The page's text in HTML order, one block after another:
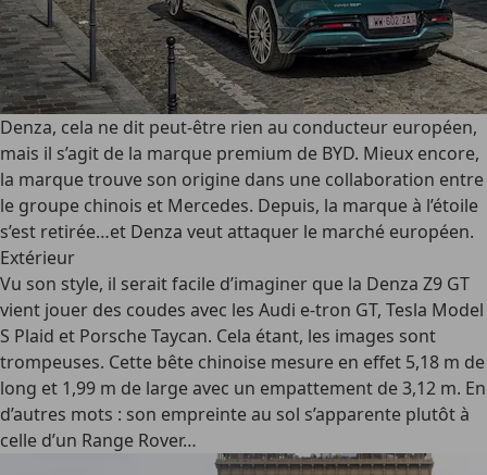
Denza, cela ne dit peut-être rien au conducteur européen,
mais il s’agit de la marque premium de BYD. Mieux encore,
la marque trouve son origine dans une collaboration entre
le groupe chinois et Mercedes. Depuis, la marque à l’étoile
s’est retirée…et Denza veut attaquer le marché européen.
Extérieur
Vu son style, il serait facile d’imaginer que la Denza Z9 GT
vient jouer des coudes avec les Audi e-tron GT, Tesla Model
S Plaid et Porsche Taycan. Cela étant, les images sont
trompeuses. Cette bête chinoise mesure en effet 5,18 m de
long et 1,99 m de large avec un empattement de 3,12 m. En
d’autres mots : son empreinte au sol s’apparente plutôt à
celle d’un Range Rover…